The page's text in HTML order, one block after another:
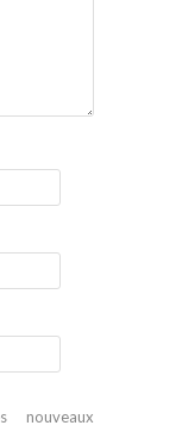
nouveaux